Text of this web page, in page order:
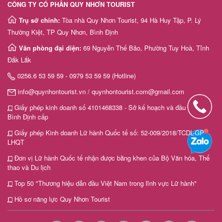
CÔNG TY CỔ PHẦN QUY NHƠN TOURIST
Trụ sở chính: Tòa nhà Quy Nhơn Tourist, 94 Hà Huy Tập, P. Lý
Thường Kiệt, TP Quy Nhơn, Bình Định
Văn phòng đại diện: 69 Nguyễn Thế Bảo, Phường Tuy Hoà, Tỉnh
Đắk Lắk
0256.6 53 59 59 - 0979 53 59 59 (Hotline)
info@quynhontourist.vn / quynhontourist.com@gmail.com
Giấy phép kinh doanh số 4101468338 - Sở kế hoạch và đầu tư tỉnh
Bình Định cấp
Giấy phép Kinh doanh Lữ hành Quốc tế số: 52-009/2018/TCDL-GP
LHQT
Đơn vị Lữ hành Quốc tế nhận được bằng khen của Bộ Văn hóa, Thể
thao và Du lịch
Top 50 "Thương hiệu dẫn đầu Việt Nam trong lĩnh vực Lữ hành"
Hồ sơ năng lực Quy Nhơn Tourist